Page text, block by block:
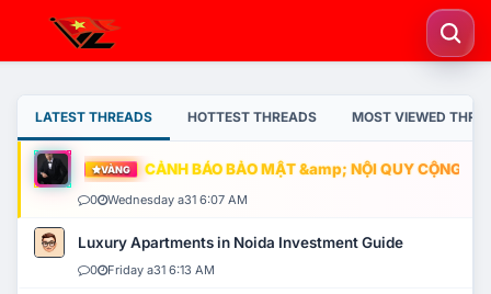
LATEST THREADS HOTTEST THREADS MOST VIEWED
VÀNG CẢNH BÁO BẢO MẬT &amp; NỘI QUY CỘNG
0 Wednesday a31 6:07 AM
Luxury Apartments in Noida Investment Guide
0 Friday a31 6:13 AM